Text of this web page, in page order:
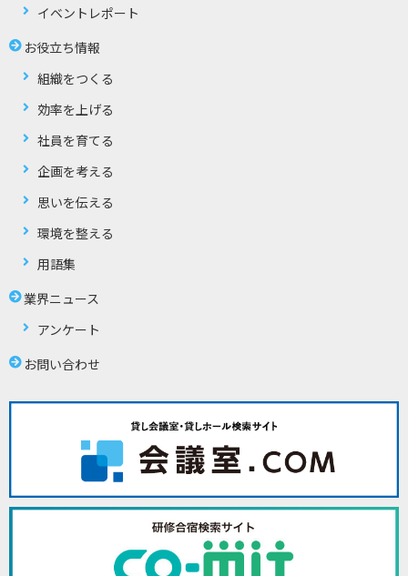
イベントレポート
お役立ち情報
組織をつくる
効率を上げる
社員を育てる
企画を考える
思いを伝える
環境を整える
用語集
業界ニュース
アンケート
お問い合わせ